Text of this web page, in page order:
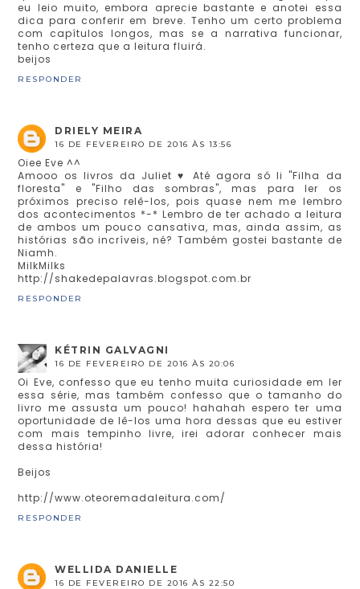
eu leio muito, embora aprecie bastante e anotei essa
dica para conferir em breve. Tenho um certo problema
com capítulos longos, mas se a narrativa funcionar,
tenho certeza que a leitura fluirá.
beijos
RESPONDER
DRIELY MEIRA
16 DE FEVEREIRO DE 2016 ÀS 13:56
Oiee Eve ^^
Amooo os livros da Juliet ♥ Até agora só li "Filha da
floresta" e "Filho das sombras", mas para ler os
próximos preciso relê-los, pois quase nem me lembro
dos acontecimentos *-* Lembro de ter achado a leitura
de ambos um pouco cansativa, mas, ainda assim, as
histórias são incríveis, né? Também gostei bastante de
Niamh.
MilkMilks
http://shakedepalavras.blogspot.com.br
RESPONDER
KÉTRIN GALVAGNI
16 DE FEVEREIRO DE 2016 ÀS 20:06
Oi Eve, confesso que eu tenho muita curiosidade em ler
essa série, mas também confesso que o tamanho do
livro me assusta um pouco! hahahah espero ter uma
oportunidade de lê-los uma hora dessas que eu estiver
com mais tempinho livre, irei adorar conhecer mais
dessa história!
Beijos
http://www.oteoremadaleitura.com/
RESPONDER
WELLIDA DANIELLE
16 DE FEVEREIRO DE 2016 ÀS 22:50